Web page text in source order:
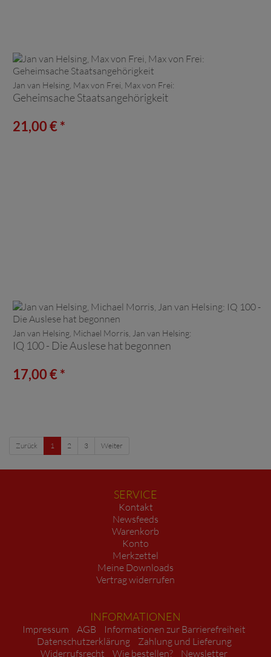
Jan van Helsing, Max von Frei, Max von Frei:
Geheimsache Staatsangehörigkeit
21,00 € *
Jan van Helsing, Michael Morris, Jan van Helsing:
IQ 100 - Die Auslese hat begonnen
17,00 € *
Zurück 1 2 3 Weiter
SERVICE
Kontakt
Newsfeeds
Warenkorb
Konto
Merkzettel
Meine Downloads
Vertrag widerrufen
INFORMATIONEN
Impressum AGB
Informationen zur Barrierefreiheit
Datenschutzerklärung
Zahlung und Lieferung
Widerrufsrecht
Wie bestellen? Newsletter